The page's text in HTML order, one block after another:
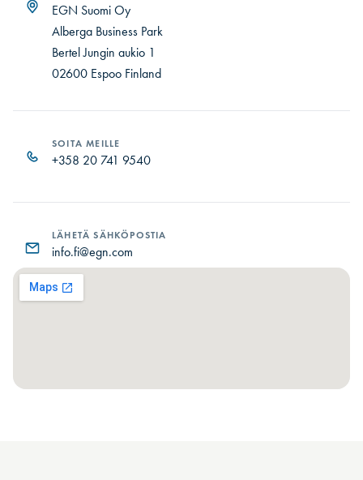
EGN Suomi Oy
Alberga Business Park
Bertel Jungin aukio 1
02600 Espoo Finland
SOITA MEILLE
+358 20 741 9540
LÄHETÄ SÄHKÖPOSTIA
info.fi@egn.com